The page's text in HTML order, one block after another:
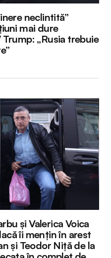
neclintită”
mai dure
„Rusia trebuie
și Valerica Voica
îi mențin în arest
și Teodor Niță de la